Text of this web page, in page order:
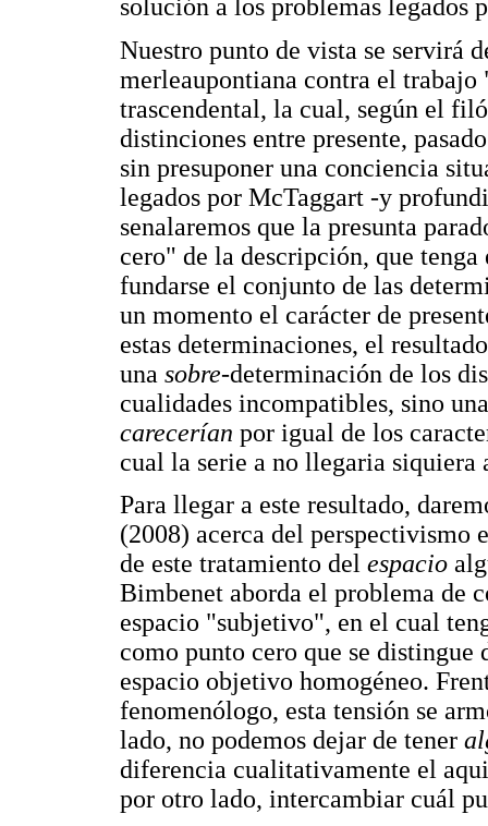
solución a los problemas legados
Nuestro punto de vista se servirá
merleaupontiana contra el
trascendental, la cual, según el
distinciones entre presente,
sin presuponer una conciencia
legados por McTaggart -y
senalaremos que la presunta
cero" de la descripción, que
fundarse el conjunto de las
un momento el carácter de
estas determinaciones, el
una sobre-determinación de los
cualidades incompatibles, sino
carecerían por igual de los
cual la serie a no llegaria siquiera
Para llegar a este resultado,
(2008) acerca del perspectivismo
de este tratamiento del espacio
Bimbenet aborda el problema de
espacio "subjetivo", en el cual
como punto cero que se distingue
espacio objetivo homogéneo.
fenomenólogo, esta tensión se
lado, no podemos dejar de tener
diferencia cualitativamente el
por otro lado, intercambiar cuál